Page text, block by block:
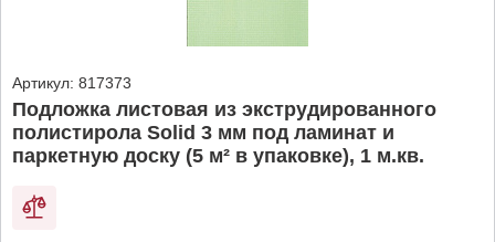
Артикул: 817373
Подложка листовая из экструдированного
полистирола Solid 3 мм под ламинат и
паркетную доску (5 м² в упаковке), 1 м.кв.